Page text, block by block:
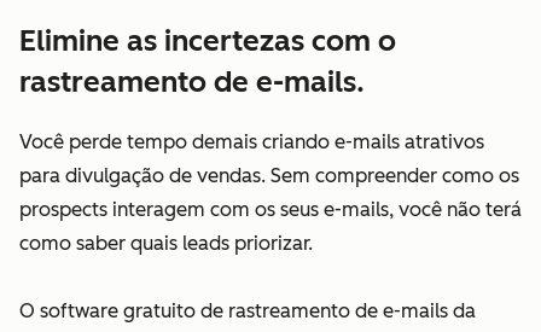
Elimine as incertezas com o
rastreamento de e-mails.
Você perde tempo demais criando e-mails atrativos
para divulgação de vendas. Sem compreender como os
prospects interagem com os seus e-mails, você não terá
como saber quais leads priorizar.
O software gratuito de rastreamento de e-mails da